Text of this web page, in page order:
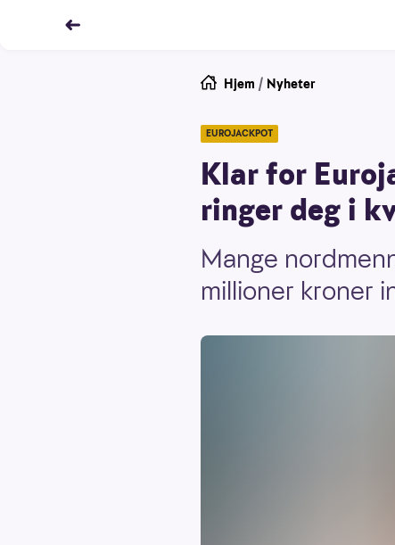
Hjem / Nyheter
EUROJACKPOT
Klar for
ringer deg i
Mange
millioner kroner